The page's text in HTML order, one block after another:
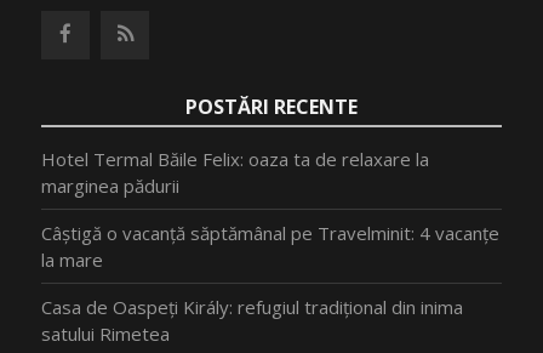
POSTĂRI RECENTE
Hotel Termal Băile Felix: oaza ta de relaxare la
marginea pădurii
Câștigă o vacanță săptămânal pe Travelminit: 4 vacanțe
la mare
Casa de Oaspeți Király: refugiul tradițional din inima
satului Rimetea